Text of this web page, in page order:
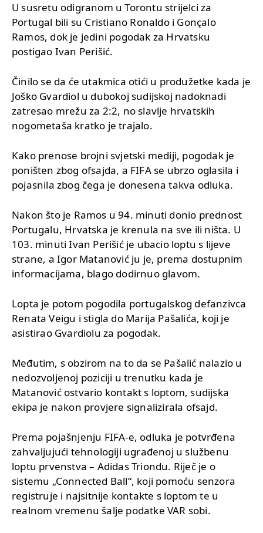
U susretu odigranom u Torontu strijelci za
Portugal bili su Cristiano Ronaldo i Gonçalo
Ramos, dok je jedini pogodak za Hrvatsku
postigao Ivan Perišić.
Činilo se da će utakmica otići u produžetke kada je
Joško Gvardiol u dubokoj sudijskoj nadoknadi
zatresao mrežu za 2:2, no slavlje hrvatskih
nogometaša kratko je trajalo.
Kako prenose brojni svjetski mediji, pogodak je
poništen zbog ofsajda, a FIFA se ubrzo oglasila i
pojasnila zbog čega je donesena takva odluka.
Nakon što je Ramos u 94. minuti donio prednost
Portugalu, Hrvatska je krenula na sve ili ništa. U
103. minuti Ivan Perišić je ubacio loptu s lijeve
strane, a Igor Matanović ju je, prema dostupnim
informacijama, blago dodirnuo glavom.
Lopta je potom pogodila portugalskog defanzivca
Renata Veigu i stigla do Marija Pašalića, koji je
asistirao Gvardiolu za pogodak.
Međutim, s obzirom na to da se Pašalić nalazio u
nedozvoljenoj poziciji u trenutku kada je
Matanović ostvario kontakt s loptom, sudijska
ekipa je nakon provjere signalizirala ofsajd.
Prema pojašnjenju FIFA-e, odluka je potvrđena
zahvaljujući tehnologiji ugrađenoj u službenu
loptu prvenstva – Adidas Triondu. Riječ je o
sistemu „Connected Ball“, koji pomoću senzora
registruje i najsitnije kontakte s loptom te u
realnom vremenu šalje podatke VAR sobi.